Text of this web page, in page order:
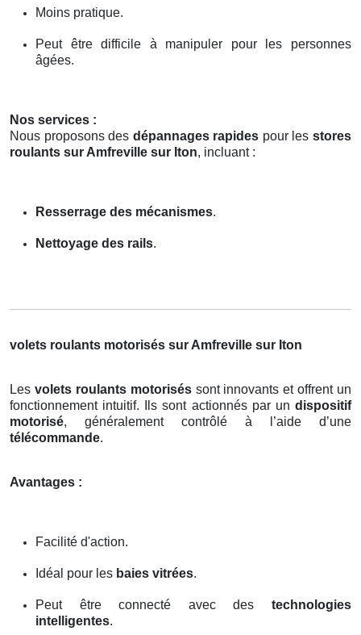
Moins pratique.
Peut être difficile à manipuler pour les personnes
âgées.
Nos services :
Nous proposons des dépannages rapides pour lesstores
roulants sur Amfreville sur Iton, incluant :
Resserrage des mécanismes.
Nettoyage des rails.
volets roulants motorisés sur Amfreville sur Iton
Les volets roulants motoriséssont innovants et offrent un
fonctionnement intuitif. Ils sont actionnés par un dispositif
motorisé, généralement contrôlé à l’aide d’une
télécommande.
Avantages :
Facilité d'action.
Idéal pour les baies vitrées.
Peut être connecté avec des technologies
intelligentes.